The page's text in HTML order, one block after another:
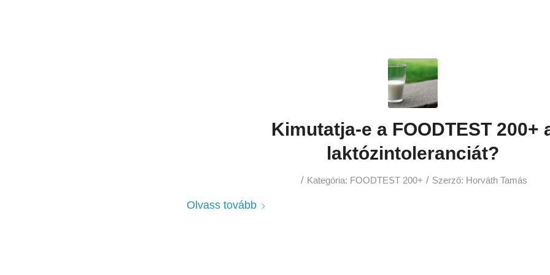
Kimutatja-e a FOODTEST 200+
laktózintoleranciát?
/ Kategória: FOODTEST 200+ / Szerző: Horváth Tamás
Olvass tovább